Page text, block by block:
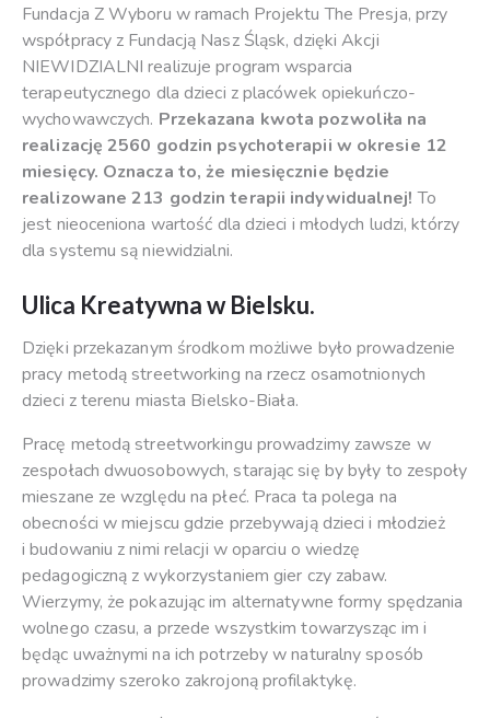
Fundacja Z Wyboru w ramach Projektu The Presja, przy
współpracy z Fundacją Nasz Śląsk, dzięki Akcji
NIEWIDZIALNI realizuje program wsparcia
terapeutycznego dla dzieci z placówek opiekuńczo-
wychowawczych. Przekazana kwota pozwoliła na
realizację 2560 godzin psychoterapii w okresie 12
miesięcy. Oznacza to, że miesięcznie będzie
realizowane 213 godzin terapii indywidualnej! To
jest nieoceniona wartość dla dzieci i młodych ludzi, którzy
dla systemu są niewidzialni.
Ulica Kreatywna w Bielsku.
Dzięki przekazanym środkom możliwe było prowadzenie
pracy metodą streetworking na rzecz osamotnionych
dzieci z terenu miasta Bielsko-Biała.
Pracę metodą streetworkingu prowadzimy zawsze w
zespołach dwuosobowych, starając się by były to zespoły
mieszane ze względu na płeć. Praca ta polega na
obecności w miejscu gdzie przebywają dzieci i młodzież
i budowaniu z nimi relacji w oparciu o wiedzę
pedagogiczną z wykorzystaniem gier czy zabaw.
Wierzymy, że pokazując im alternatywne formy spędzania
wolnego czasu, a przede wszystkim towarzysząc im i
będąc uważnymi na ich potrzeby w naturalny sposób
prowadzimy szeroko zakrojoną profilaktykę.